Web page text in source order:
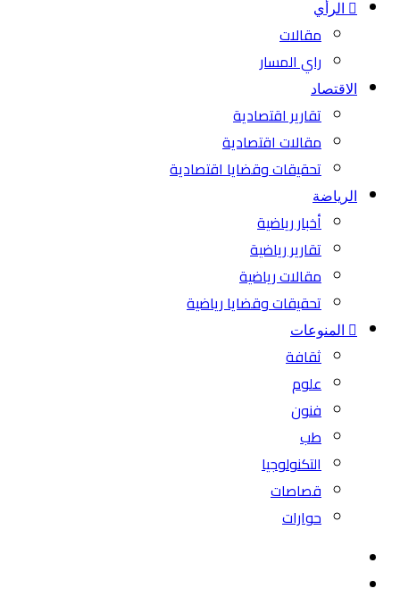
الرأي
مقالات
راي المسار
الاقتصاد
تقارير اقتصادية
مقالات اقتصادية
تحقيقات وقضايا اقتصادية
الرياضة
أخبار رياضية
تقارير رياضية
مقالات رياضية
تحقيقات وقضايا رياضية
المنوعات
ثقافة
علوم
فنون
طب
التكنولوجيا
قصاصات
حوارات